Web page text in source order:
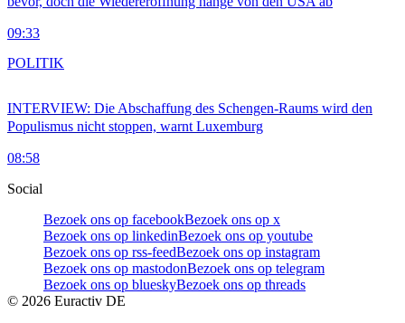
09:33
INTERVIEW: Die Abschaffung des Schengen-Raums wird den
Populismus nicht stoppen, warnt Luxemburg
08:58
POLITIK
Social
Bezoek ons op facebookBezoek ons op x
Bezoek ons op linkedinBezoek ons op youtube
Bezoek ons op rss-feedBezoek ons op instagram
Bezoek ons op mastodonBezoek ons op telegram
Bezoek ons op blueskyBezoek ons op threads
© 2026 Euractiv DE